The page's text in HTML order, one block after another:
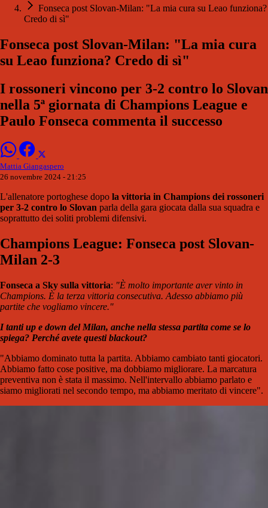
Fonseca post Slovan-Milan: "La mia cura su Leao funziona?
Credo di sì"
Fonseca post Slovan-Milan: "La mia cura
su Leao funziona? Credo di sì"
I rossoneri vincono per 3-2 contro lo Slovan
nella 5ª giornata di Champions League e
Paulo Fonseca commenta il successo
Mattia Giangaspero
26 novembre 2024 - 21:25
L'allenatore portoghese dopo la vittoria in Champions dei rossoneri
per 3-2 contro lo Slovan parla della gara giocata dalla sua squadra e
soprattutto dei soliti problemi difensivi.
Champions League: Fonseca post Slovan-
Milan 2-3
Fonseca a Sky sulla vittoria: "È molto importante aver vinto in
Champions. È la terza vittoria consecutiva. Adesso abbiamo più
partite che vogliamo vincere."
I tanti up e down del Milan, anche nella stessa partita come se lo
spiega? Perché avete questi blackout?
"Abbiamo dominato tutta la partita. Abbiamo cambiato tanti giocatori.
Abbiamo fatto cose positive, ma dobbiamo migliorare. La marcatura
preventiva non è stata il massimo. Nell'intervallo abbiamo parlato e
siamo migliorati nel secondo tempo, ma abbiamo meritato di vincere".